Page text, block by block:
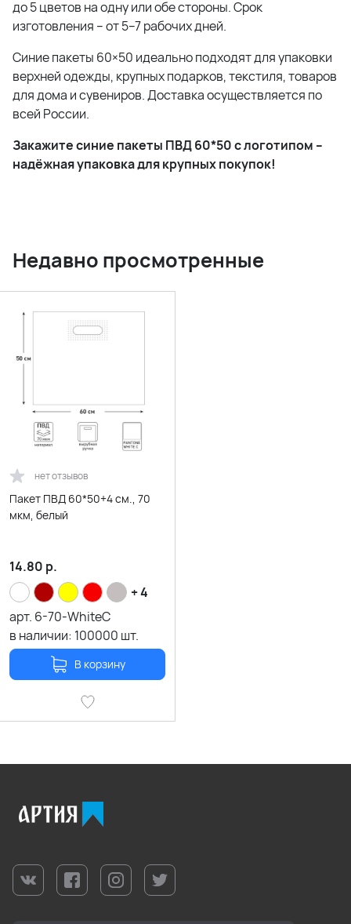
до 5 цветов на одну или обе стороны. Срок
изготовления – от 5–7 рабочих дней.
Синие пакеты 60×50 идеально подходят для упаковки
верхней одежды, крупных подарков, текстиля, товаров
для дома и сувениров. Доставка осуществляется по
всей России.
Закажите синие пакеты ПВД 60*50 с логотипом –
надёжная упаковка для крупных покупок!
Недавно просмотренные
нет отзывов
Пакет ПВД 60*50+4 см., 70
мкм, белый
14.80 р.
+ 4
арт. 6-70-WhiteC
в наличии: 100000 шт.
В корзину